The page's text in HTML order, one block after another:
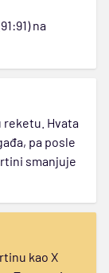
na
reketu. Hvata
pa posle
smanjuje
kao X